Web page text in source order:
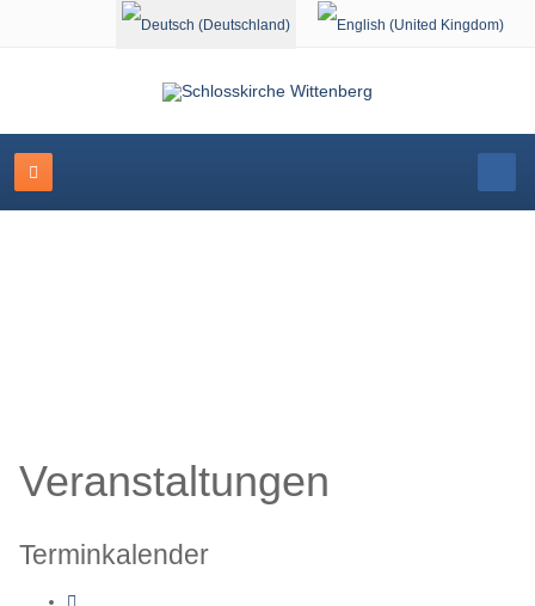
Sprache auswählen
Veranstaltungen
Terminkalender